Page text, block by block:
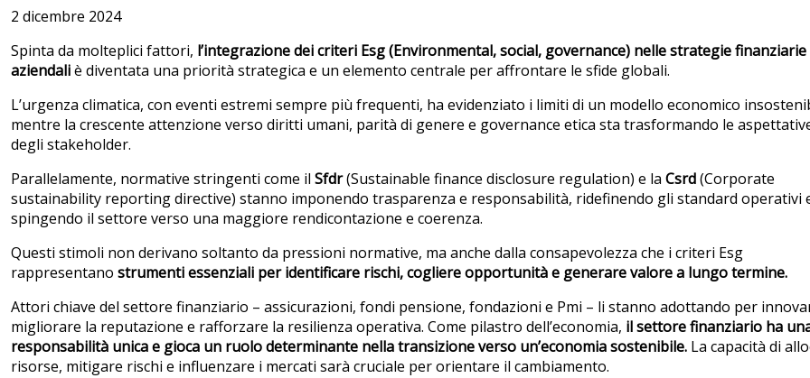
2 dicembre 2024
Spinta da molteplici fattori, l’integrazione dei criteri Esg (Environmental, social, governance) nelle strategie finanziarie
aziendaliè diventata una priorità strategica e un elemento centrale per affrontare le sfide globali.
L’urgenza climatica, con eventi estremi sempre più frequenti, ha evidenziato i limiti di un modello economico
mentre la crescente attenzione verso diritti umani, parità di genere e governance etica sta trasformando le
degli stakeholder.
Parallelamente, normative stringenti come il Sfdr(Sustainable finance disclosure regulation) e la Csrd(Corporate
sustainability reporting directive) stanno imponendo trasparenza e responsabilità, ridefinendo gli standard operativi
spingendo il settore verso una maggiore rendicontazione e coerenza.
Questi stimoli non derivano soltanto da pressioni normative, ma anche dalla consapevolezza che i criteri Esg
rappresentano strumenti essenziali per identificare rischi, cogliere opportunità e generare valore a lungo termine.
Attori chiave del settore finanziario – assicurazioni, fondi pensione, fondazioni e Pmi – li stanno adottando per
migliorare la reputazione e rafforzare la resilienza operativa. Come pilastro dell’economia, il settore finanziario ha
responsabilità unica e gioca un ruolo determinante nella transizione verso un’economia sostenibile. La capacità di
risorse, mitigare rischi e influenzare i mercati sarà cruciale per orientare il cambiamento.